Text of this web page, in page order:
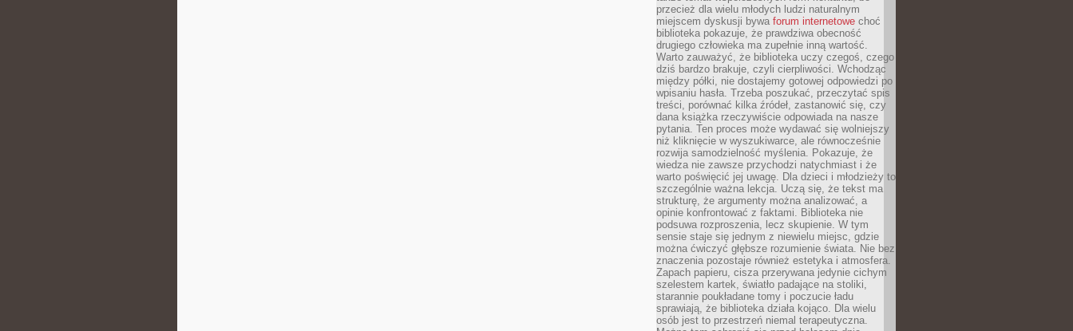
przecież dla wielu młodych ludzi naturalnym
miejscem dyskusji bywa forum internetowe choć
biblioteka pokazuje, że prawdziwa obecność
drugiego człowieka ma zupełnie inną wartość.
Warto zauważyć, że biblioteka uczy czegoś, czego
dziś bardzo brakuje, czyli cierpliwości. Wchodząc
między półki, nie dostajemy gotowej odpowiedzi po
wpisaniu hasła. Trzeba poszukać, przeczytać spis
treści, porównać kilka źródeł, zastanowić się, czy
dana książka rzeczywiście odpowiada na nasze
pytania. Ten proces może wydawać się wolniejszy
niż kliknięcie w wyszukiwarce, ale równocześnie
rozwija samodzielność myślenia. Pokazuje, że
wiedza nie zawsze przychodzi natychmiast i że
warto poświęcić jej uwagę. Dla dzieci i młodzieży to
szczególnie ważna lekcja. Uczą się, że tekst ma
strukturę, że argumenty można analizować, a
opinie konfrontować z faktami. Biblioteka nie
podsuwa rozproszenia, lecz skupienie. W tym
sensie staje się jednym z niewielu miejsc, gdzie
można ćwiczyć głębsze rozumienie świata. Nie bez
znaczenia pozostaje również estetyka i atmosfera.
Zapach papieru, cisza przerywana jedynie cichym
szelestem kartek, światło padające na stoliki,
starannie poukładane tomy i poczucie ładu
sprawiają, że biblioteka działa kojąco. Dla wielu
osób jest to przestrzeń niemal terapeutyczna.